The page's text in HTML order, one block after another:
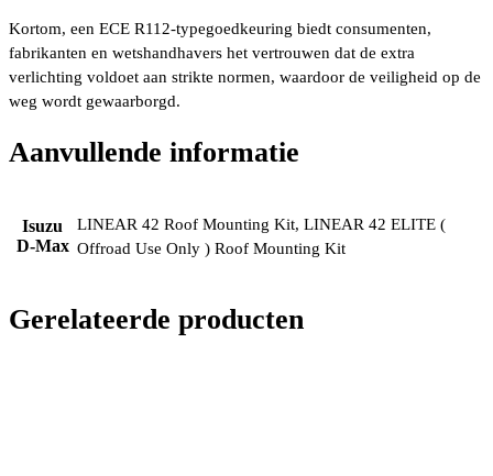
Kortom, een ECE R112-typegoedkeuring biedt consumenten,
fabrikanten en wetshandhavers het vertrouwen dat de extra
verlichting voldoet aan strikte normen, waardoor de veiligheid op de
weg wordt gewaarborgd.
Aanvullende informatie
Isuzu
D-Max
LINEAR 42 Roof Mounting Kit, LINEAR 42 ELITE (
Offroad Use Only ) Roof Mounting Kit
Gerelateerde producten